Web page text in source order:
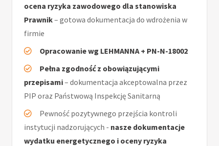
ocena ryzyka zawodowego dla stanowiska
Prawnik– gotowa dokumentacja do wdrożenia w
firmie
Opracowanie wg LEHMANNA + PN-N-18002
Pełna zgodność z obowiązującymi
przepisami– dokumentacja akceptowalna przez
PIP oraz Państwową Inspekcję Sanitarną
Pewność pozytywnego przejścia kontroli
instytucji nadzorujących - nasze dokumentacje
wydatku energetycznego i oceny ryzyka